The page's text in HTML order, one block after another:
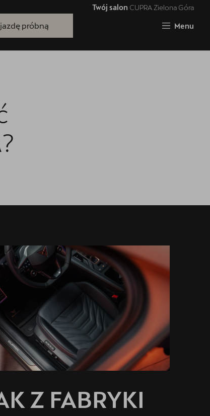
Twój salon CUPRA Zielona Góra
próbną Menu
Zamknij
Bezpłatna jazda próbna
Z FABRYKI